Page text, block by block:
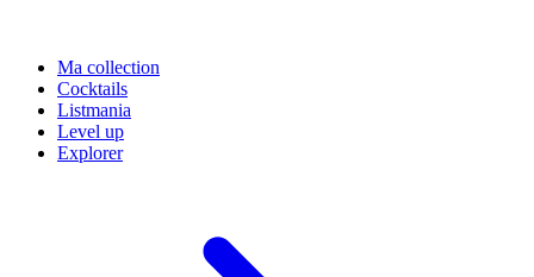
Ma collection
Cocktails
Listmania
Level up
Explorer